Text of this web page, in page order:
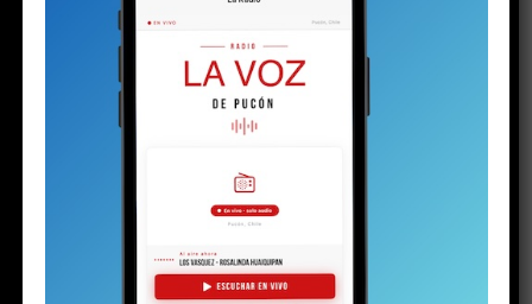
El silencio de los (no) inocentes
PuconApp completa su despliegue y ya está
un arma y drogas en la investigación por la
riña escolar